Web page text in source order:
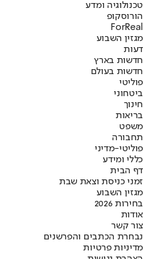
טכנולוגיה ומדע
הורוסקופ
ForReal
מגזין השבוע
דעות
חדשות בארץ
חדשות בעולם
פוליטי
ביטחוני
חינוך
בריאות
משפט
תחבורה
פוליטי-מדיני
כללי ומידע
דף הבית
זמני כניסת וצאת שבת
מגזין השבוע
בחירות 2026
אודות
צור קשר
נבחרת הכתבים והפרשנים
מדיניות פרטיות